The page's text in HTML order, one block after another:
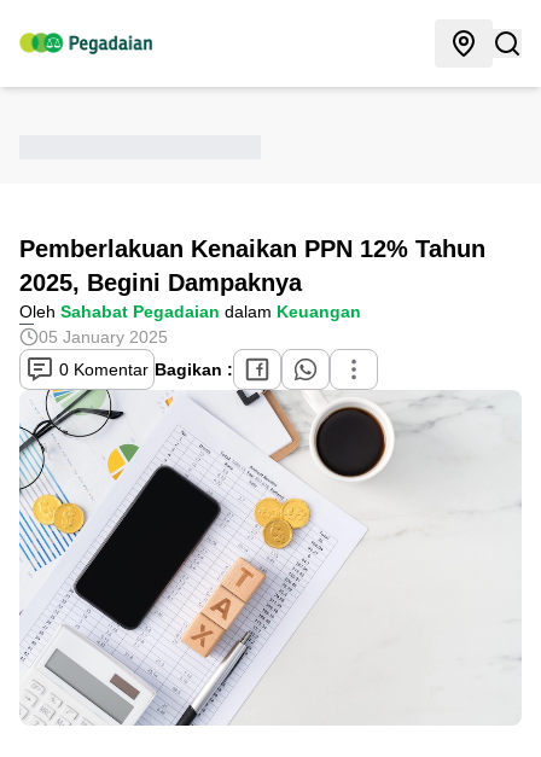
Pemberlakuan Kenaikan PPN 12% Tahun
2025, Begini Dampaknya
Oleh Sahabat Pegadaian dalam Keuangan
05 January 2025
0 Komentar Bagikan :